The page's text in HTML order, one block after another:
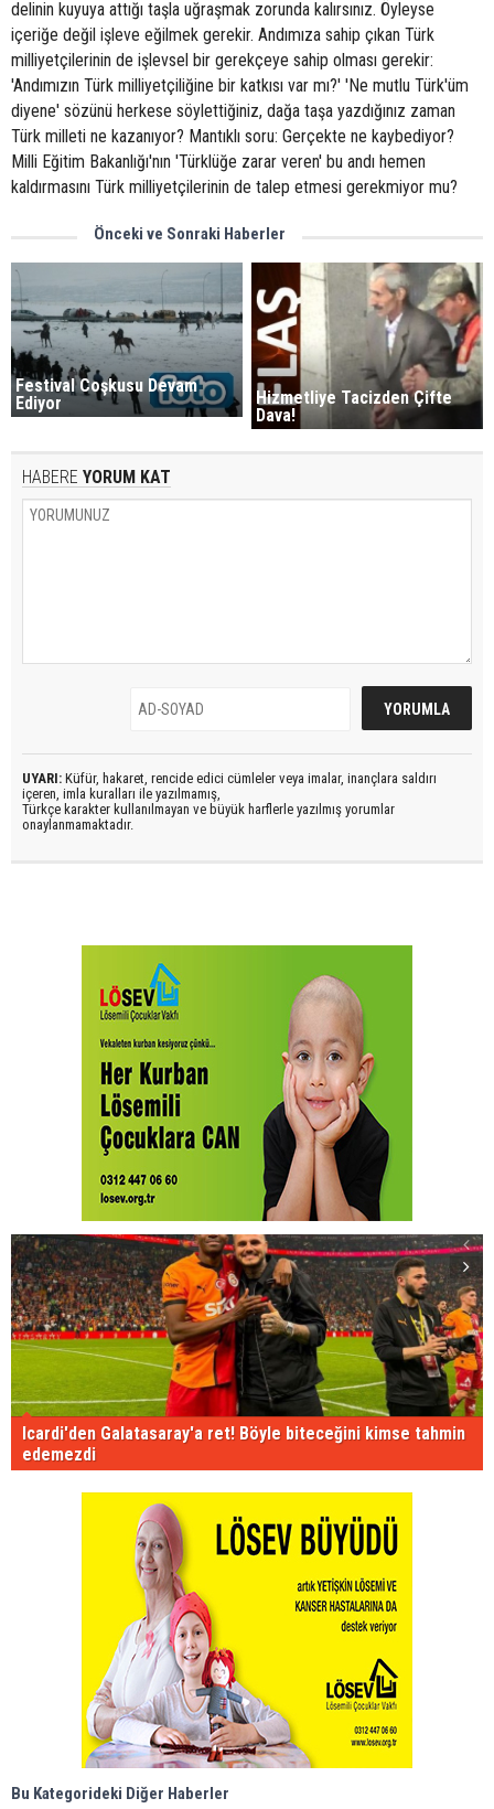
delinin kuyuya attığı taşla uğraşmak zorunda kalırsınız. Öyleyse
içeriğe değil işleve eğilmek gerekir. Andımıza sahip çıkan Türk
milliyetçilerinin de işlevsel bir gerekçeye sahip olması gerekir:
'Andımızın Türk milliyetçiliğine bir katkısı var mı?' 'Ne mutlu Türk'üm
diyene' sözünü herkese söylettiğiniz, dağa taşa yazdığınız zaman
Türk milleti ne kazanıyor? Mantıklı soru: Gerçekte ne kaybediyor?
Milli Eğitim Bakanlığı'nın 'Türklüğe zarar veren' bu andı hemen
kaldırmasını Türk milliyetçilerinin de talep etmesi gerekmiyor mu?
Önceki ve Sonraki Haberler
Festival Coşkusu Devam
Ediyor
Hizmetliye Tacizden Çifte
Dava!
HABERE YORUM KAT
UYARI: Küfür, hakaret, rencide edici cümleler veya imalar, inançlara saldırı
içeren, imla kuralları ile yazılmamış,
Türkçe karakter kullanılmayan ve büyük harflerle yazılmış yorumlar
onaylanmamaktadır.
Icardi'den Galatasaray'a ret! Böyle biteceğini kimse tahmin
edemezdi
Bu Kategorideki Diğer Haberler